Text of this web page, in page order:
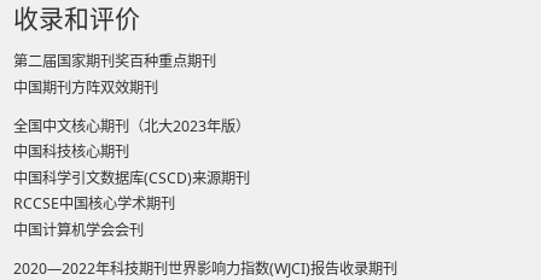
收录和评价
第二届国家期刊奖百种重点期刊
中国期刊方阵双效期刊
全国中文核心期刊（北大2023年版）
中国科技核心期刊
中国科学引文数据库(CSCD)来源期刊
RCCSE中国核心学术期刊
中国计算机学会会刊
2020—2022年科技期刊世界影响力指数(WJCI)报告收录期刊